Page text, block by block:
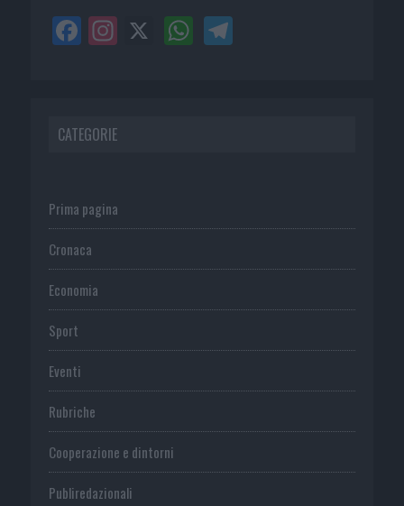
CATEGORIE
Prima pagina
Cronaca
Economia
Sport
Eventi
Rubriche
Cooperazione e dintorni
Publiredazionali